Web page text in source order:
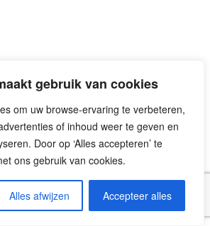
gebruik van cookies
om uw browse-ervaring te verbeteren,
of inhoud weer te geven en
Door op ‘Alles accepteren’ te
ons gebruik van cookies.
Alles afwijzen Accepteer alles